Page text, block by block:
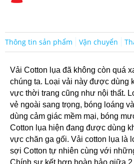
Thông tin sản phẩm Vận chuyển
Vải Cotton lụa đã không còn quá
chúng ta. Loại vải này được dùng
vực thời trang cũng như nội thất.
vẻ ngoài sang trọng, bóng loáng
dùng cảm giác mềm mại, bóng
Cotton lụa hiện đang được dùng
vực chăn ga gối. Vải cotton lụa là
sợi Cotton tự nhiên cùng với
Chính sự kết hợp hoàn hảo giữa